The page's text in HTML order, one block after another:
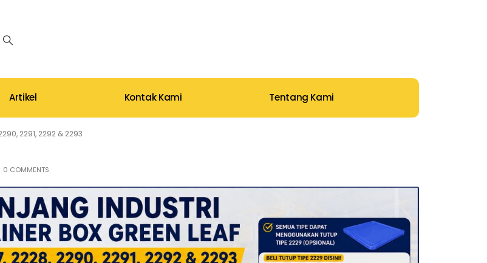
Artikel Kontak Kami Tentang Kami
2290, 2291, 2292 & 2293
0 COMMENTS